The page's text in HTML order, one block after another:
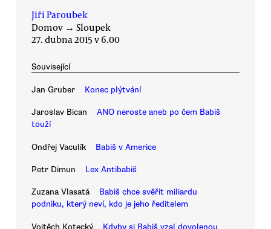
Jiří Paroubek
Domov → Sloupek
27. dubna 2015 v 6.00
Související
Jan Gruber Konec plýtvání
Jaroslav Bican
ANO neroste aneb po čem Babiš
touží
Ondřej Vaculík Babiš v Americe
Petr Dimun Lex Antibabiš
Zuzana Vlasatá
Babiš chce svěřit miliardu
podniku, který neví, kdo je jeho ředitelem
Vojtěch Kotecký Kdyby si Babiš vzal dovolenou